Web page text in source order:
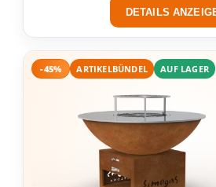
DETAILS
-45% ARTIKELBÜNDEL AUF LAGER